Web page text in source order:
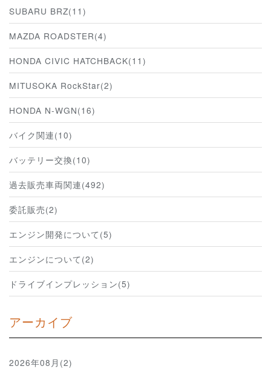
SUBARU BRZ(11)
MAZDA ROADSTER(4)
HONDA CIVIC HATCHBACK(11)
MITUSOKA RockStar(2)
HONDA N-WGN(16)
バイク関連(10)
バッテリー交換(10)
過去販売車両関連(492)
委託販売(2)
エンジン開発について(5)
エンジンについて(2)
ドライブインプレッション(5)
アーカイブ
2026年08月(2)